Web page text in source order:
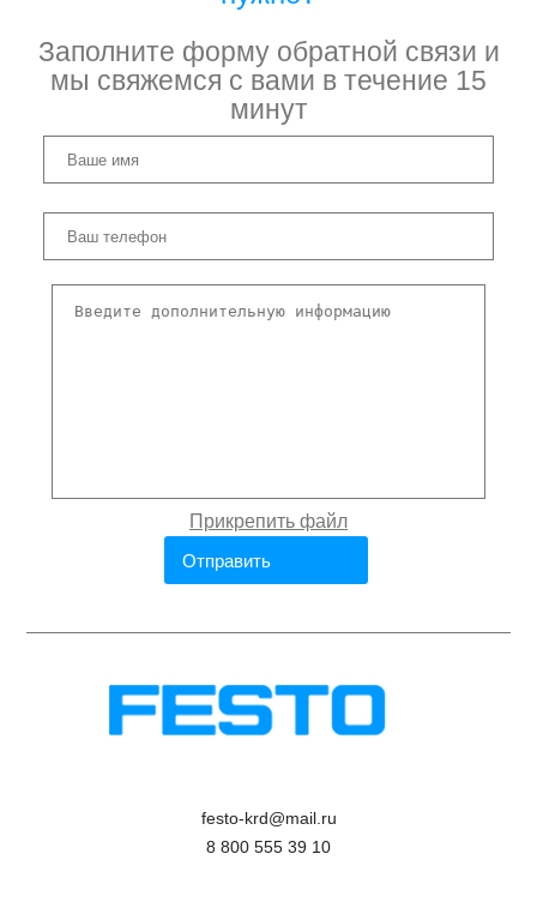
Заполните форму обратной связи и
мы свяжемся с вами в течение 15
минут
festo-krd@mail.ru
8 800 555 39 10